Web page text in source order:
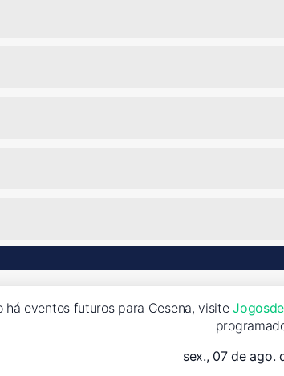
há eventos futuros para Cesena, visite
sex., 07 de ago.